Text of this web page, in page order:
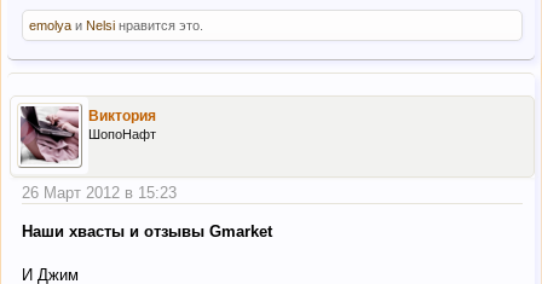
emolya и Nelsi нравится это.
Виктория
ШопоНафт
26 Март 2012 в 15:23
Наши хвасты и отзывы Gmarket
И Джим